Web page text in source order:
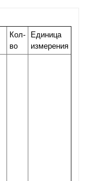
Кол-
во
Единица
измерения